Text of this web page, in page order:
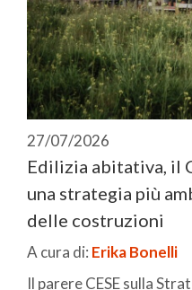
27/07/2026
Edilizia abitativa, il
una strategia più
delle costruzioni
A cura di: Erika Bonelli
Il parere CESE sulla